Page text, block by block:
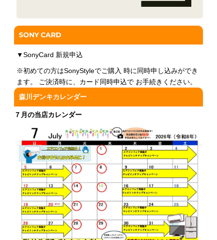
SONY CARD
▼SonyCard 新規申込
※初めての方はSonyStyleでご購入 時に同時申し込みができ
ます。 ご決済時に、カード同時申込で お手続きください。
森川デンキカレンダー
７月の当店カレンダー